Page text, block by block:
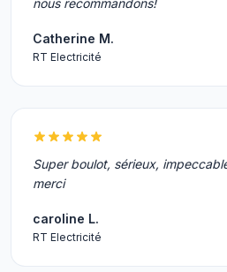
nous recommandons!
Catherine M.
RT Electricité
Super boulot, sérieux,
merci
caroline L.
RT Electricité